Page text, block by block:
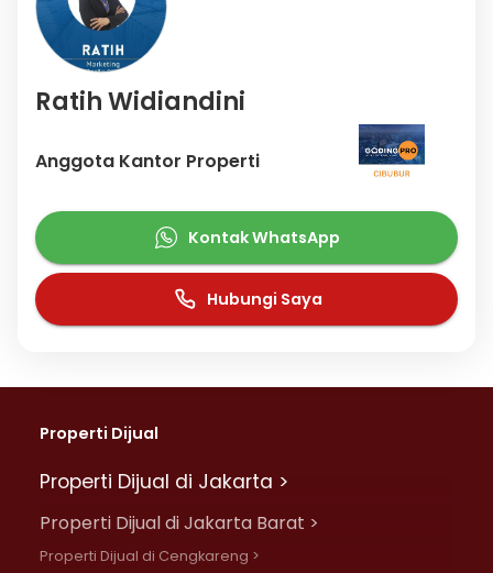
Ratih Widiandini
Anggota Kantor Properti
Kontak WhatsApp
Hubungi Saya
Properti Dijual
Properti Dijual di Jakarta >
Properti Dijual di Jakarta Barat >
Properti Dijual di Cengkareng >